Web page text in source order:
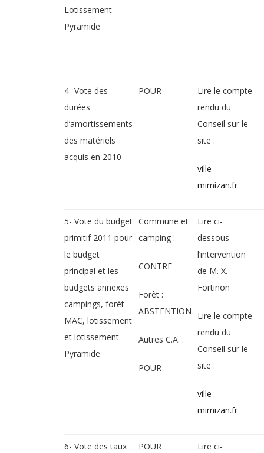
Lotissement
Pyramide
4- Vote des
durées
d’amortissements
des matériels
acquis en 2010
POUR
Lire le compte
rendu du
Conseil sur le
site :
ville-
mimizan.fr
5- Vote du budget
primitif 2011 pour
le budget
principal et les
budgets annexes
campings, forêt
MAC, lotissement
et lotissement
Pyramide
Commune et
camping :
CONTRE
Forêt :
ABSTENTION
Autres C.A. :
POUR
Lire ci-
dessous
l’intervention
de M. X.
Fortinon
Lire le compte
rendu du
Conseil sur le
site :
ville-
mimizan.fr
6- Vote des taux
POUR
Lire ci-